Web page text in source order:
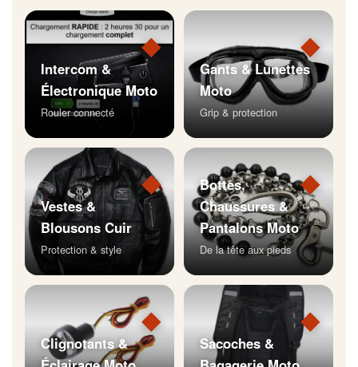
◆
Intercom &
Électronique Moto
Rouler connecté
◆
Gants & Lunettes
Moto
Grip & protection
◆
Vestes &
Blousons Cuir
Protection & style
◆
Bottes,
Chaussures &
Pantalons Moto
De la tête aux pieds
◆
Clignotants &
◆
Sacoches &